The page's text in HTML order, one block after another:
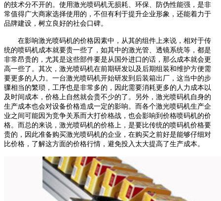
的技术分不开的。使用激光喷码机无损耗、环保、防伪性能强，是非
常值得广大商家选择使用的，不但有利于提升企业形象，还能着力于
品牌建设，树立良好的社会口碑。
在影响激光喷码机的价格因素中，从其的组件上来说，相对于传
统的喷码机成本就要贵一些了，如其中的激光管、透镜系统等，都是
非常昂贵的，尤其是这些部件要是从国外进口的话，那么成本就会更
高一些了。其次，激光喷码机在前期研发以及后期组装和维护方便需
要更多的人力。一台激光喷码机开始研发到后装箱出厂，这当中的步
骤相当的繁琐，工序也是非常多的，因此需要消耗更多的人力成本以
及时间成本，价格上自然就会贵不少的了。另外，激光喷码机自身的
生产成本也会对设备价格造成一定的影响。而各个激光喷码机生产企
业之间可能因为竞争关系而大打价格战，也会影响到价格喷码机的价
格。而总的来说，激光喷码机的价格上，是要比传统的喷码机价格要
贵的，因此准备购买激光喷码机的企业，在购买之前好是能够仔细对
比价格，了解这方面的价格行情，避免投入太大提高了生产成本。